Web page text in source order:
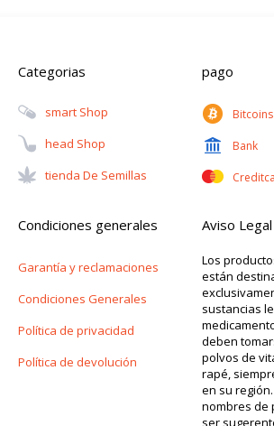
Categorias
Smart Shop
Head Shop
Tienda De Semillas
pago
Bitcoins
Bank
Condiciones generales
Garantía y reclamaciones
Condiciones Generales
Política de privacidad
Política de devolución
Aviso Legal
Los
están
sustancias
deben
polvos de
rapé,
en su
nombres de
ser